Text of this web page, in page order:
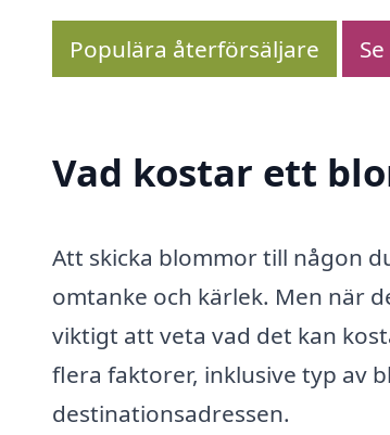
Populära återförsäljare
Vad kostar ett
Att skicka blommor till någon
omtanke och kärlek. Men när
viktigt att veta vad det kan
flera faktorer, inklusive typ av
destinationsadressen.